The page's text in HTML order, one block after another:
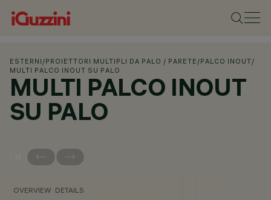
ESTERNI /PROIETTORI MULTIPLI DA PALO / PARETE /PALCO INOUT/
MULTI PALCO INOUT SU PALO
MULTI PALCO INOUT
SU PALO
OVERVIEW DETAILS